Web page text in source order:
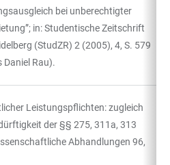
bei unberechtigter
in: Studentische Zeitschrift
(StudZR) 2 (2005), 4, S. 579
Rau).
Leistungspflichten: zugleich
der §§ 275, 311a, 313
Abhandlungen 96,